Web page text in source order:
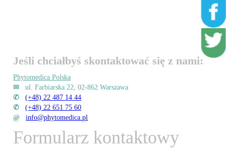
Jeśli chciałbyś skontaktować się z nami:
Phytomedica Polska
✉
ul. Farbiarska 22, 02-862 Warszawa
✆
(+48) 22 487 14 44
✆
(+48) 22 651 75 60
@
info@phytomedica.pl
Formularz kontaktowy